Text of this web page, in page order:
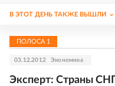
В ЭТОТ ДЕНЬ ТАКЖЕ ВЫШЛИ
ПОЛОСА 1
03.12.2012 Экономика
Эксперт: Страны